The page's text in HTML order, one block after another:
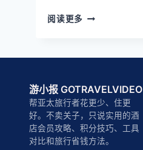
阅读更多 2026
惠
码
汇
总：
携
游小报 GOTRAVELVIDEO
帮亚太旅行者花更少、住更
好。不卖关子，只说实用的酒
店会员攻略、积分技巧、工具
对比和旅行省钱方法。